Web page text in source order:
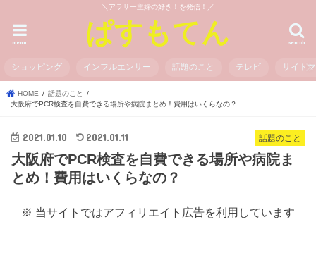
＼アラサー主婦の好き！を発信！／
ぱすもてん search
menu
ショッピング インフルエンサー 話題のこと テレビ サイト
HOME
話題のこと
大阪府でPCR検査を自費できる場所や病院まとめ！費用はいくらなの？
話題のこと
2021.01.10 2021.01.11
大阪府でPCR検査を自費できる場所や病院ま
とめ！費用はいくらなの？
※ 当サイトではアフィリエイト広告を利用しています